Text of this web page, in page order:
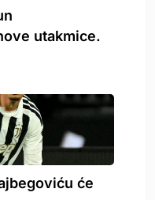
utakmice.
će